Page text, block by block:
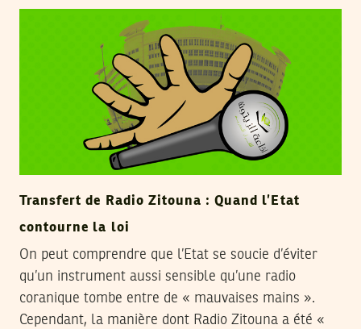
Transfert de Radio Zitouna : Quand l’Etat
contourne la loi
On peut comprendre que l’Etat se soucie d’éviter
qu’un instrument aussi sensible qu’une radio
coranique tombe entre de « mauvaises mains ».
Cependant, la manière dont Radio Zitouna a été «